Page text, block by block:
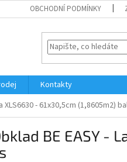
OBCHODNÍ PODMÍNKY
Kontakty
XLS6630 - 61x30,5cm (1,8605m2)
BE EASY -